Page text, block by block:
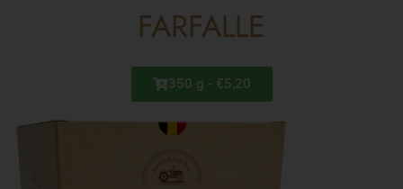
FARFALLE
350 g - €5,20